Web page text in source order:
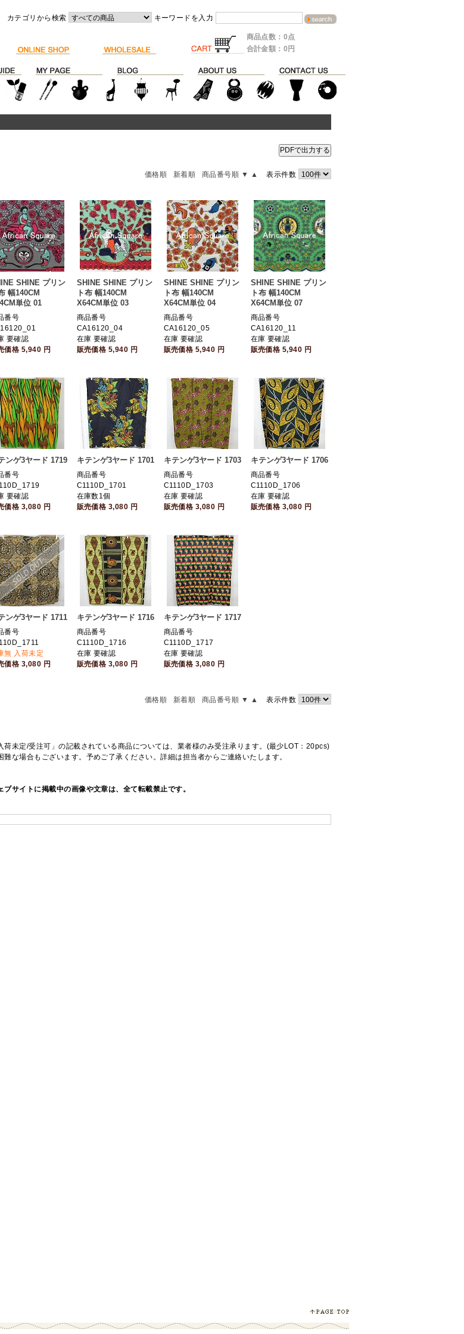
カテゴリから検索 キーワードを入力
商品点数：0点
合計金額：0円
PDFで出力する
価格順 新着順 商品番号順 ▼ ▲ 表示件数
SHINE プリン
幅140CM
単位 01
番号
要確認
価格 5,940 円
SHINE SHINE プリン
ト布 幅140CM
X64CM単位 03
商品番号
CA16120_04
在庫 要確認
販売価格 5,940 円
SHINE SHINE プリン
ト布 幅140CM
X64CM単位 04
商品番号
CA16120_05
在庫 要確認
販売価格 5,940 円
SHINE SHINE プリン
ト布 幅140CM
X64CM単位 07
商品番号
CA16120_11
在庫 要確認
販売価格 5,940 円
ンゲ3ヤード 1719
番号
要確認
価格 3,080 円
キテンゲ3ヤード 1701
商品番号
C1110D_1701
在庫数1個
販売価格 3,080 円
キテンゲ3ヤード 1703
商品番号
C1110D_1703
在庫 要確認
販売価格 3,080 円
キテンゲ3ヤード 1706
商品番号
C1110D_1706
在庫 要確認
販売価格 3,080 円
ンゲ3ヤード 1711
番号
無 入荷未定
価格 3,080 円
キテンゲ3ヤード 1716
商品番号
C1110D_1716
在庫 要確認
販売価格 3,080 円
キテンゲ3ヤード 1717
商品番号
C1110D_1717
在庫 要確認
販売価格 3,080 円
価格順 新着順 商品番号順 ▼ ▲ 表示件数
荷未定/受注可」の記載されている商品については、業者様のみ受注承ります。(最少LOT：20pcs)
な場合もございます。予めご了承ください。詳細は担当者からご連絡いたします。
ブサイトに掲載中の画像や文章は、全て転載禁止です。